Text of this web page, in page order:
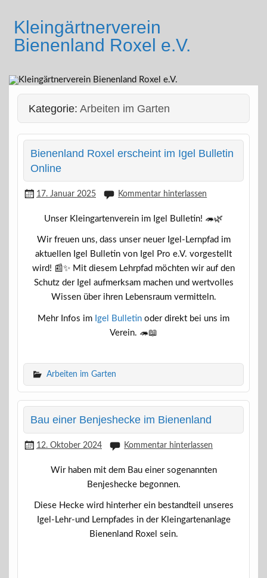
contentKleingärtnerverein
Bienenland Roxel e.V.
Kategorie:Arbeiten im Garten
Bienenland Roxel erscheint im Igel Bulletin
Online
17. Januar 2025 Kommentar hinterlassen
Unser Kleingartenverein im Igel Bulletin! 🦔🌿
Wir freuen uns, dass unser neuer Igel-Lernpfad im
aktuellen Igel Bulletin von Igel Pro e.V. vorgestellt
wird! 📰✨ Mit diesem Lehrpfad möchten wir auf den
Schutz der Igel aufmerksam machen und wertvolles
Wissen über ihren Lebensraum vermitteln.
Mehr Infos im Igel Bulletin oder direkt bei uns im
Verein. 🦔📖
Arbeiten im Garten
Bau einer Benjeshecke im Bienenland
12. Oktober 2024 Kommentar hinterlassen
Wir haben mit dem Bau einer sogenannten
Benjeshecke begonnen.
Diese Hecke wird hinterher ein bestandteil unseres
Igel-Lehr-und Lernpfades in der Kleingartenanlage
Bienenland Roxel sein.